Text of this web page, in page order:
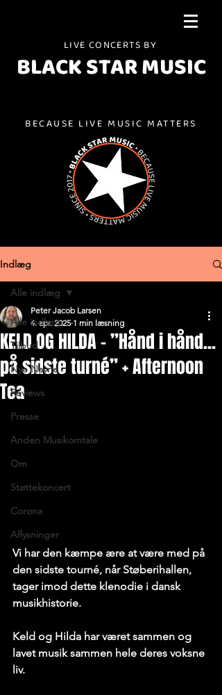
LIVE CONCERTS BY
BLACK STAR MUSIC
BECAUSE LIVE MUSIC MATTERS
Indlæg
Alle indlæg
Tilbud
Nye Navne
Reviews
Presse
Anden Musikomtale
Om
Støttekoncert
Corona
Aflysninger
Alle indlæg
KELD OG HILDA – ”Hånd i hånd...
på sidste turné” + Afternoon
Tea
Peter Jacob Larsen
4. apr. 2025 1 min læsning
Vi har den kæmpe ære at være med på
den sidste tourné, når Støberihallen,
tager imod dette klenodie i dansk
musikhistorie.
Keld og Hilda har været sammen og
lavet musik sammen hele deres voksne
liv.